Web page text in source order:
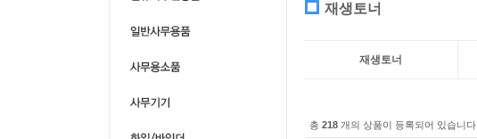
재생토너
재생토너
총 218 개의 상품이 등록되어 있습니다.